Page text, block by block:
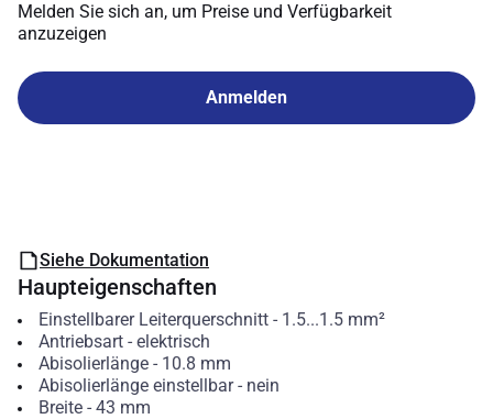
Melden Sie sich an, um Preise und Verfügbarkeit
anzuzeigen
Anmelden
Siehe Dokumentation
Haupteigenschaften
Einstellbarer Leiterquerschnitt- 1.5...1.5 mm²
Antriebsart- elektrisch
Abisolierlänge- 10.8 mm
Abisolierlänge einstellbar- nein
Breite- 43 mm